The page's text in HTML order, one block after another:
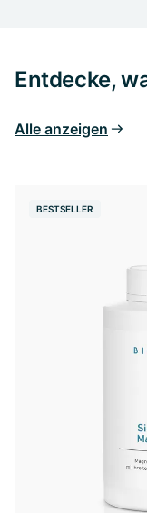
Entdecke,
Alle anzeigen
BESTSELLER